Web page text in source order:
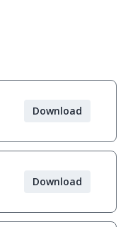
Download
Download